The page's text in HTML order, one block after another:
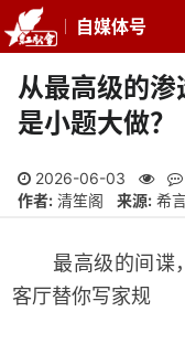
自媒体号
从最高级的渗
是小题大做？
2026-06-03
作者: 清笙阁 来源: 希
最高级的间谍，
客厅替你写家规